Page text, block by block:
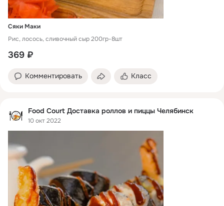
Сяки Маки
Рис, лосось, сливочный сыр 200гр-8шт
369 ₽
Комментировать Класс
Food Court Доставка роллов и пиццы Челябинск
10 окт 2022